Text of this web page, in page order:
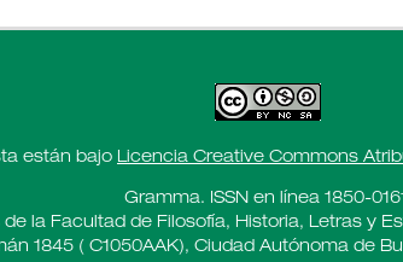
están bajo Licencia Creative Commons
Gramma. ISSN en línea 1850-
la Facultad de Filosofía, Historia, Letras y
1845 ( C1050AAK), Ciudad Autónoma de